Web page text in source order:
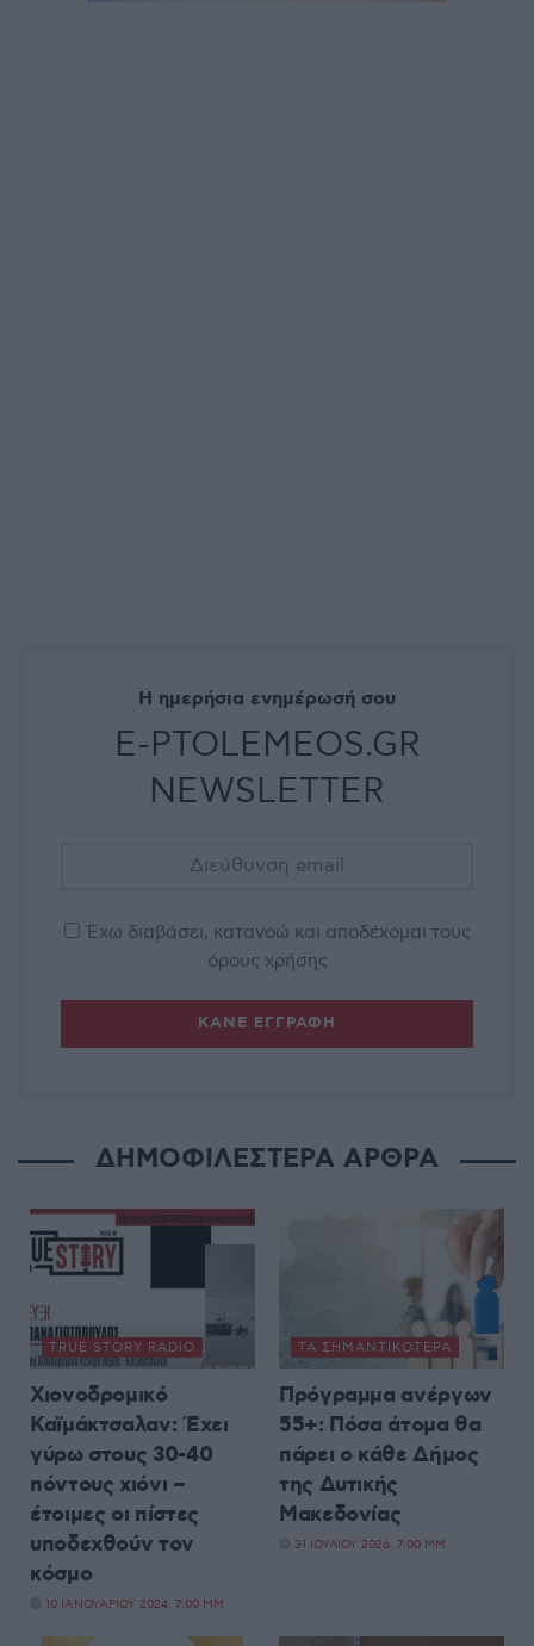
Η ημερήσια ενημέρωσή σου
E-PTOLEMEOS.GR
NEWSLETTER
Έχω διαβάσει, κατανοώ και αποδέχομαι τους
όρους χρήσης
ΔΗΜΟΦΙΛΕΣΤΕΡΑ ΑΡΘΡΑ
TRUE STORY RADIO
Χιονοδρομικό
Καϊμάκτσαλαν: Έχει
γύρω στους 30-40
πόντους χιόνι –
έτοιμες οι πίστες
υποδεχθούν τον
κόσμο
10 ΙΑΝΟΥΑΡΊΟΥ 2024, 7:00 ΜΜ
ΤΑ ΣΗΜΑΝΤΙΚΟΤΕΡΑ
Πρόγραμμα ανέργων
55+: Πόσα άτομα θα
πάρει ο κάθε Δήμος
της Δυτικής
Μακεδονίας
31 ΙΟΥΛΊΟΥ 2026, 7:00 ΜΜ